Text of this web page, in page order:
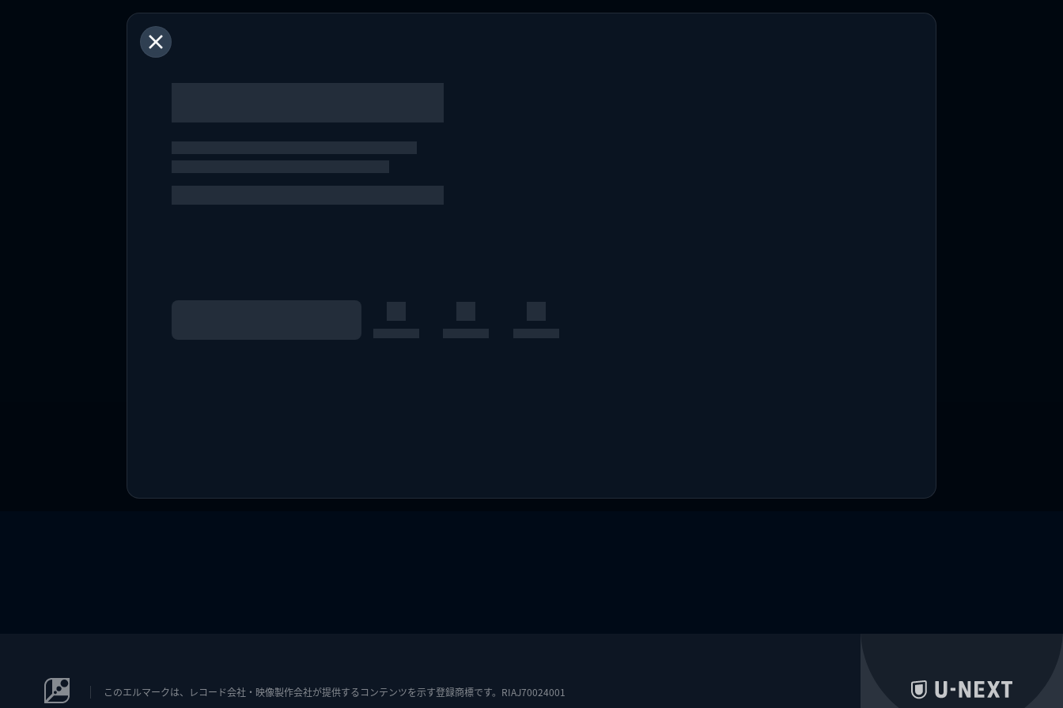
このエルマークは、レコード会社・映像製作会社が提供するコンテンツを示す登録商標です。RIAJ70024001